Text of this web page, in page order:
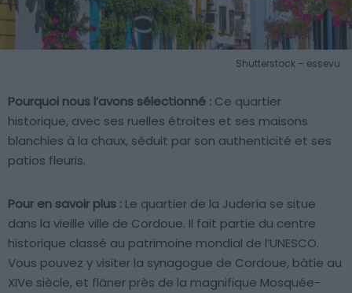
Shutterstock – essevu
Pourquoi nous l’avons sélectionné : Ce quartier
historique, avec ses ruelles étroites et ses maisons
blanchies à la chaux, séduit par son authenticité et ses
patios fleuris.
Pour en savoir plus : Le quartier de la Judería se situe
dans la vieille ville de Cordoue. Il fait partie du centre
historique classé au patrimoine mondial de l’UNESCO.
Vous pouvez y visiter la synagogue de Cordoue, bâtie au
XIVe siècle, et flâner près de la magnifique Mosquée-